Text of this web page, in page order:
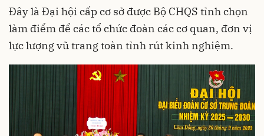
Đây là Đại hội cấp cơ sở được Bộ CHQS tỉnh chọn
làm điểm để các tổ chức đoàn các cơ quan, đơn vị
lực lượng vũ trang toàn tỉnh rút kinh nghiệm.